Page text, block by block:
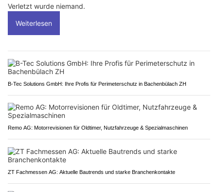
Verletzt wurde niemand.
Weiterlesen
B-Tec Solutions GmbH: Ihre Profis für Perimeterschutz in Bachenbülach ZH
Remo AG: Motorrevisionen für Oldtimer, Nutzfahrzeuge & Spezialmaschinen
ZT Fachmessen AG: Aktuelle Bautrends und starke Branchenkontakte